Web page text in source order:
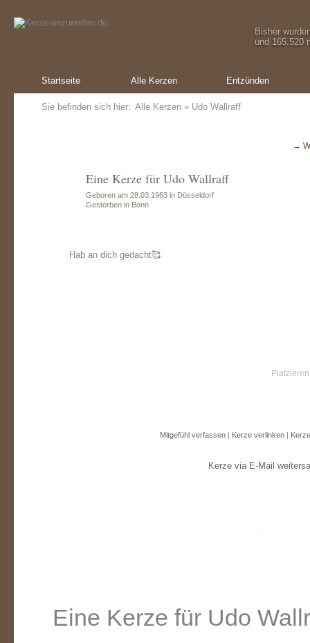
Bisher
und 165.520
Startseite Alle Kerzen Entzünden
Sie befinden sich hier: Alle Kerzen » Udo Wallraff
→
Eine Kerze für Udo Wallraff
Geboren am 28.03.1963 in Düsseldorf
Gestorben in Bonn
Hab an dich gedacht🥰
Mitgefühl verfassen | Kerze verlinken |
Kerze via E-Mail
Eine Kerze für Udo